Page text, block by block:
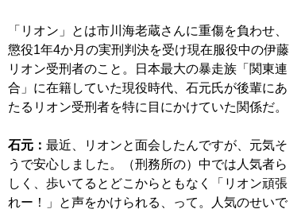
「リオン」とは市川海老蔵さんに重傷を負わせ、
懲役1年4か月の実刑判決を受け現在服役中の伊藤
リオン受刑者のこと。日本最大の暴走族「関東連
合」に在籍していた現役時代、石元氏が後輩にあ
たるリオン受刑者を特に目にかけていた関係だ。
石元： 最近、リオンと面会したんですが、元気そ
うで安心しました。（刑務所の）中では人気者ら
しく、歩いてるとどこからともなく「リオン頑張
れー！」と声をかけられる、って。人気のせいで